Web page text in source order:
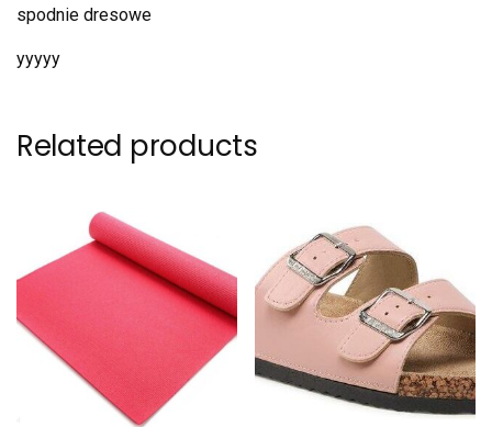
spodnie dresowe
yyyyy
Related products